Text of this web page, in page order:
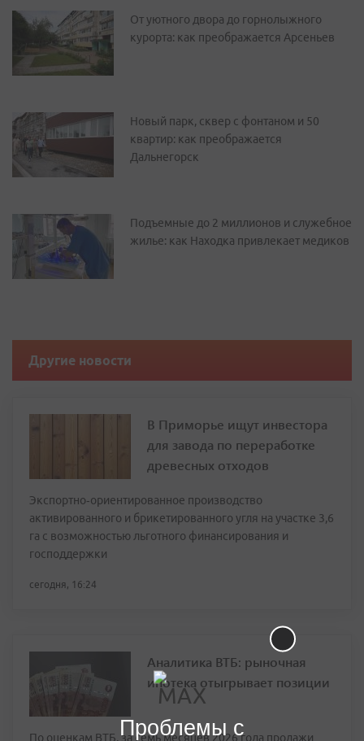
От уютного двора до горнолыжного
курорта: как преображается Арсеньев
Новый парк, сквер с фонтаном и 50
квартир: как преображается
Дальнегорск
Подъемные до 2 миллионов и служебное
жилье: как Находка привлекает медиков
Другие новости
В Приморье ищут инвестора
для завода по переработке
древесных отходов
Экспортно‑ориентированное производство
активированного и брикетированного угля на участке 3,6
га с возможностью льготного финансирования и
господдержки
сегодня, 16:24
Аналитика ВТБ: рыночная
ипотека отыгрывает позиции
По оценкам ВТБ, за семь месяцев 2026 года продажи
Проблемы с